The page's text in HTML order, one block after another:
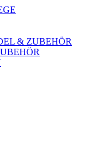
& ZUBEHÖR